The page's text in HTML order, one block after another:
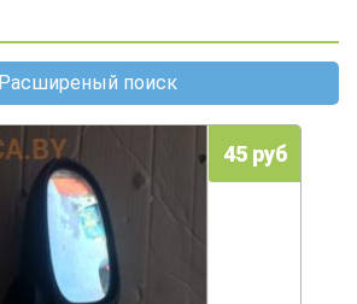
Расширеный поиск
45 руб